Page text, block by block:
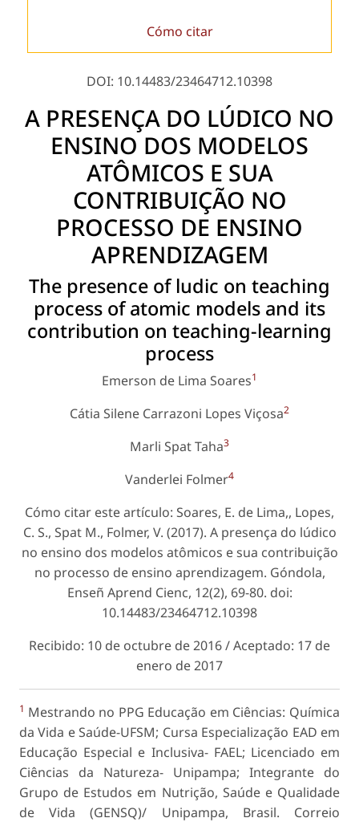
Cómo citar
DOI: 10.14483/23464712.10398
A PRESENÇA DO LÚDICO NO
ENSINO DOS MODELOS
ATÔMICOS E SUA
CONTRIBUIÇÃO NO
PROCESSO DE ENSINO
APRENDIZAGEM
The presence of ludic on teaching
process of atomic models and its
contribution on teaching-learning
process
Emerson de Lima Soares1
Cátia Silene Carrazoni Lopes Viçosa2
Marli Spat Taha3
Vanderlei Folmer4
Cómo citar este artículo: Soares, E. de Lima,, Lopes,
C. S., Spat M., Folmer, V. (2017). A presença do lúdico
no ensino dos modelos atômicos e sua contribuição
no processo de ensino aprendizagem. Góndola,
Enseñ Aprend Cienc, 12(2), 69-80. doi:
10.14483/23464712.10398
Recibido: 10 de octubre de 2016 / Aceptado: 17 de
enero de 2017
1 Mestrando no PPG Educação em Ciências: Química
da Vida e Saúde-UFSM; Cursa Especialização EAD em
Educação Especial e Inclusiva- FAEL; Licenciado em
Ciências da Natureza- Unipampa; Integrante do
Grupo de Estudos em Nutrição, Saúde e Qualidade
de Vida (GENSQ)/ Unipampa, Brasil. Correio